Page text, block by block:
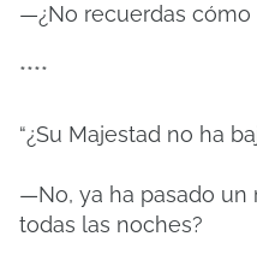
—¿No recuerdas cómo
****
“¿Su Majestad no ha
—No, ya ha pasado un
todas las noches?